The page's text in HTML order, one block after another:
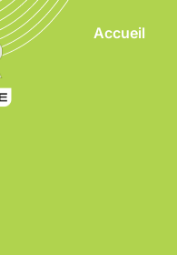
Accueil